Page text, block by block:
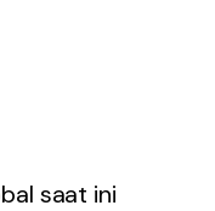
saat ini